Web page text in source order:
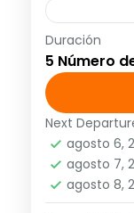
Clásico
hasta
Asia,Asia
1
Duración
5 Número
Next
agosto 6,
agosto 7,
agosto 8,